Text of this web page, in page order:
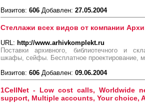
Визитов: 606 Добавлен: 27.05.2004
Стеллажи всех видов от компании
URL: http://www.arhivkomplekt.ru
Поставки архивного, библиотечного и
шкафы, сейфы. Бесплатное проектирование,
Визитов: 606 Добавлен: 09.06.2004
1CellNet - Low cost calls, Worldwide
support, Multiple accounts, Your choice,